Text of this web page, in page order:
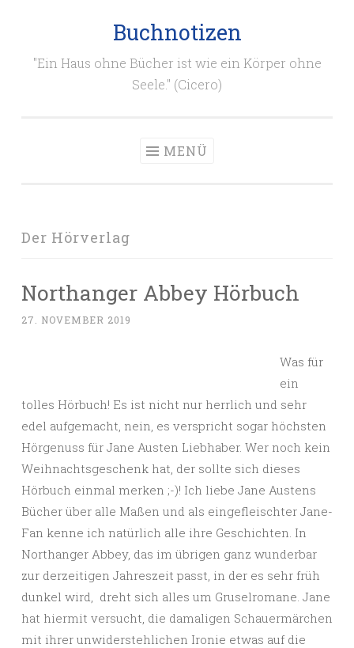
Buchnotizen
"Ein Haus ohne Bücher ist wie ein Körper ohne
Seele." (Cicero)
MENÜ
Der Hörverlag
Northanger Abbey Hörbuch
27. NOVEMBER 2019
Was für
ein
tolles Hörbuch! Es ist nicht nur herrlich und sehr
edel aufgemacht, nein, es verspricht sogar höchsten
Hörgenuss für Jane Austen Liebhaber. Wer noch kein
Weihnachtsgeschenk hat, der sollte sich dieses
Hörbuch einmal merken ;-)! Ich liebe Jane Austens
Bücher über alle Maßen und als eingefleischter Jane-
Fan kenne ich natürlich alle ihre Geschichten. In
Northanger Abbey, das im übrigen ganz wunderbar
zur derzeitigen Jahreszeit passt, in der es sehr früh
dunkel wird, dreht sich alles um Gruselromane. Jane
hat hiermit versucht, die damaligen Schauermärchen
mit ihrer unwiderstehlichen Ironie etwas auf die